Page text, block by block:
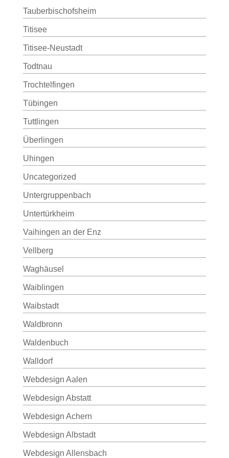
Tauberbischofsheim
Titisee
Titisee-Neustadt
Todtnau
Trochtelfingen
Tübingen
Tuttlingen
Überlingen
Uhingen
Uncategorized
Untergruppenbach
Untertürkheim
Vaihingen an der Enz
Vellberg
Waghäusel
Waiblingen
Waibstadt
Waldbronn
Waldenbuch
Walldorf
Webdesign Aalen
Webdesign Abstatt
Webdesign Achern
Webdesign Albstadt
Webdesign Allensbach